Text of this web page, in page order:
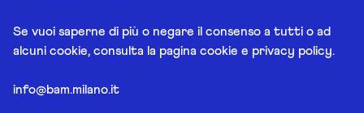
Se vuoi saperne di più o negare il consenso a tutti o ad
alcuni cookie, consulta la pagina cookie e privacy policy.
info@bam.milano.it